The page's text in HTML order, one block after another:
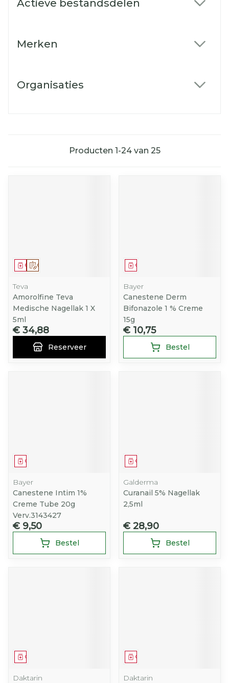
Actieve bestandsdelen
Merken
Organisaties
Producten 1-24van 25
Op voorschrift
Geneesmiddel
Teva
Amorolfine Teva
Medische Nagellak 1 X
5ml
€ 34,88
Reserveer
Geneesmiddel
Bayer
Canestene Derm
Bifonazole 1 % Creme
15g
€ 10,75
Bestel
Geneesmiddel
Bayer
Canestene Intim 1%
Creme Tube 20g
Verv.3143427
€ 9,50
Bestel
Geneesmiddel
Galderma
Curanail 5% Nagellak
2,5ml
€ 28,90
Bestel
Geneesmiddel
Daktarin
Geneesmiddel
Daktarin